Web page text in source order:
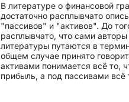
В литературе о финансовой
достаточно расплывчато
"пассивов" и "активов". До
расплывчато, что сами
литературы путаются в
общем случае принято
активами понимается всё то,
прибыль, а под пассивами всё